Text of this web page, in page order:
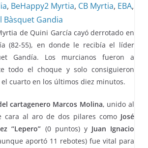
, BeHappy2 Myrtia, CB Myrtia, EBA,
Bàsquet Gandia
de Quini García cayó derrotado en
(82-55), en donde le recibía el líder
Gandía. Los murcianos fueron a
todo el choque y solo consiguieron
cuarto en los últimos diez minutos.
cartagenero Marcos Molina, unido al
cara al aro de dos pilares como José
“Lepero” (0 puntos) y Juan Ignacio
aportó 11 rebotes) fue vital para